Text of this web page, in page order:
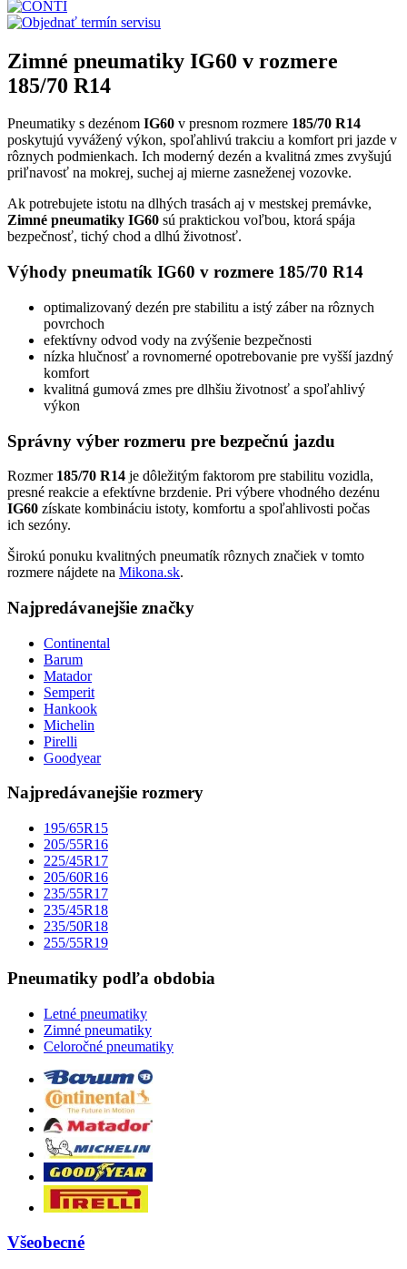
Zimné pneumatiky IG60 v rozmere
185/70 R14
Pneumatiky s dezénom IG60 v presnom rozmere 185/70 R14
poskytujú vyvážený výkon, spoľahlivú trakciu a komfort pri jazde v
rôznych podmienkach. Ich moderný dezén a kvalitná zmes zvyšujú
priľnavosť na mokrej, suchej aj mierne zasneženej vozovke.
Ak potrebujete istotu na dlhých trasách aj v mestskej premávke,
Zimné pneumatiky IG60 sú praktickou voľbou, ktorá spája
bezpečnosť, tichý chod a dlhú životnosť.
Výhody pneumatík IG60 v rozmere 185/70 R14
optimalizovaný dezén pre stabilitu a istý záber na rôznych
povrchoch
efektívny odvod vody na zvýšenie bezpečnosti
nízka hlučnosť a rovnomerné opotrebovanie pre vyšší jazdný
komfort
kvalitná gumová zmes pre dlhšiu životnosť a spoľahlivý
výkon
Správny výber rozmeru pre bezpečnú jazdu
Rozmer 185/70 R14 je dôležitým faktorom pre stabilitu vozidla,
presné reakcie a efektívne brzdenie. Pri výbere vhodného dezénu
IG60 získate kombináciu istoty, komfortu a spoľahlivosti počas
ich sezóny.
Širokú ponuku kvalitných pneumatík rôznych značiek v tomto
rozmere nájdete na Mikona.sk.
Najpredávanejšie značky
Continental
Barum
Matador
Semperit
Hankook
Michelin
Pirelli
Goodyear
Najpredávanejšie rozmery
195/65R15
205/55R16
225/45R17
205/60R16
235/55R17
235/45R18
235/50R18
255/55R19
Pneumatiky podľa obdobia
Letné pneumatiky
Zimné pneumatiky
Celoročné pneumatiky
Všeobecné